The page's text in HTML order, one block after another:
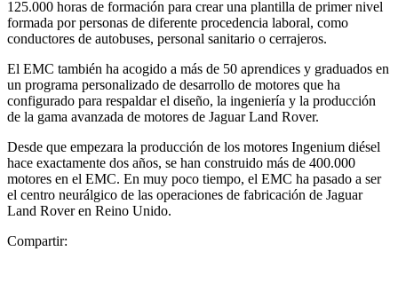
125.000 horas de formación para crear una plantilla de primer nivel
formada por personas de diferente procedencia laboral, como
conductores de autobuses, personal sanitario o cerrajeros.
El EMC también ha acogido a más de 50 aprendices y graduados en
un programa personalizado de desarrollo de motores que ha
configurado para respaldar el diseño, la ingeniería y la producción
de la gama avanzada de motores de Jaguar Land Rover.
Desde que empezara la producción de los motores Ingenium diésel
hace exactamente dos años, se han construido más de 400.000
motores en el EMC. En muy poco tiempo, el EMC ha pasado a ser
el centro neurálgico de las operaciones de fabricación de Jaguar
Land Rover en Reino Unido.
Compartir: